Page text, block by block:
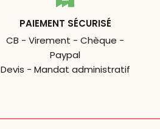
PAIEMENT SÉCURISÉ
CB - Virement - Chèque -
Paypal
Devis - Mandat administratif